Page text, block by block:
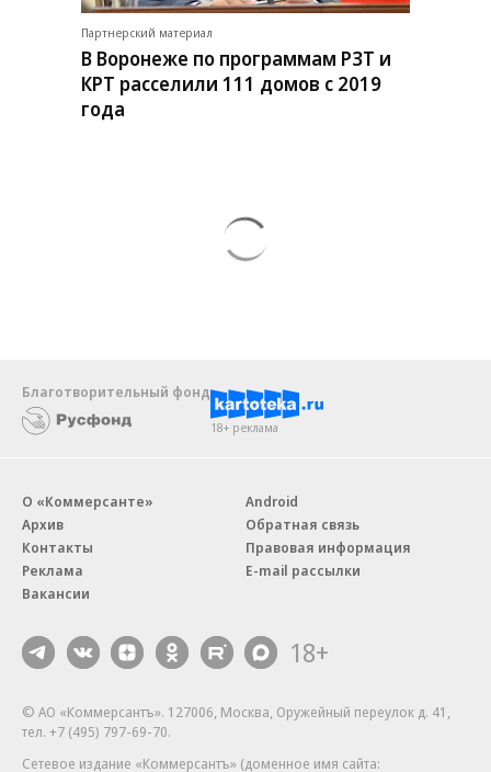
Партнерский материал
В Воронеже по программам РЗТ и
КРТ расселили 111 домов с 2019
года
Благотворительный фонд
18+ реклама
О «Коммерсанте»
Архив
Контакты
Реклама
Вакансии
Android
Обратная связь
Правовая информация
E-mail рассылки
18+
© АО «Коммерсантъ». 127006, Москва, Оружейный переулок д. 41,
тел. +7 (495) 797-69-70.
Сетевое издание «Коммерсантъ» (доменное имя сайта: